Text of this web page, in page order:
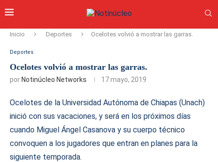
Inicio Deportes Ocelotes volvió a mostrar las garras.
Deportes
Ocelotes volvió a mostrar las garras.
por Notinúcleo Networks 17 mayo, 2019
Ocelotes de la Universidad Autónoma de Chiapas (Unach)
inició con sus vacaciones, y será en los próximos días
cuando Miguel Ángel Casanova y su cuerpo técnico
convoquen a los jugadores que entran en planes para la
siguiente temporada.